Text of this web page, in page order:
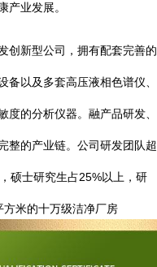
产业发展。
创新型公司，拥有配套完善的
备以及多套高压液相色谱仪、
度的分析仪器。融产品研发、
整的产业链。公司研发团队超
硕士研究生占25%以上，研
方米的十万级洁净厂房